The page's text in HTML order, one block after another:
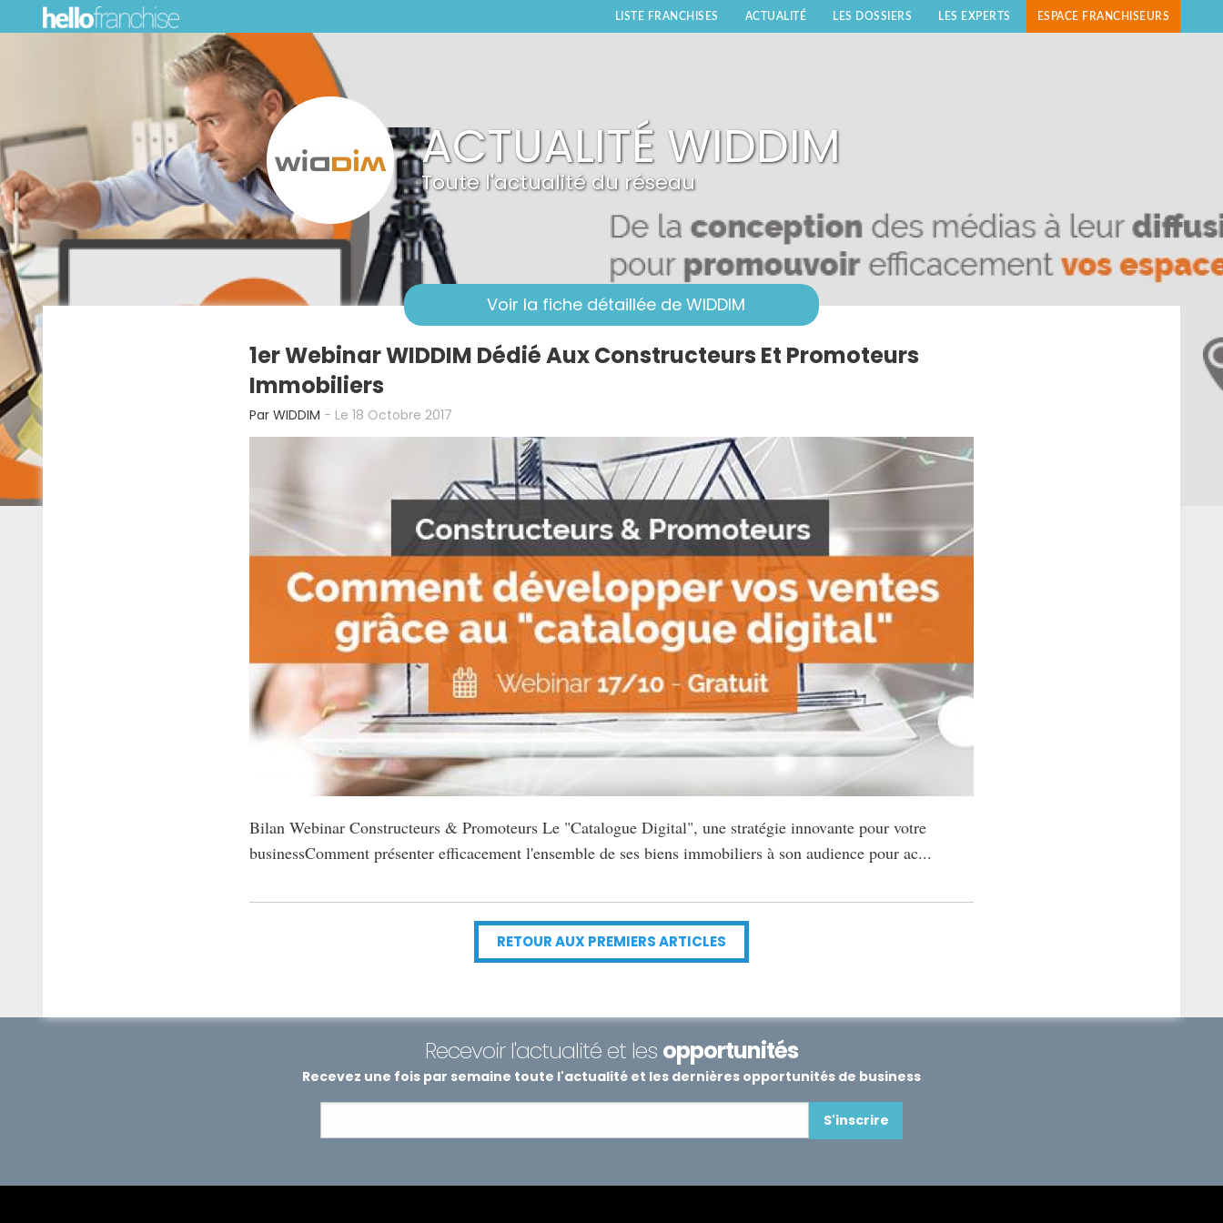
LISTE FRANCHISES ACTUALITÉ LES DOSSIERS LES EXPERTS ESPACE FRANCHISEURS
ACTUALITÉ WIDDIM
Toute l'actualité du réseau
Voir la fiche détaillée de WIDDIM
1er Webinar WIDDIM Dédié Aux Constructeurs Et Promoteurs
Immobiliers
Par WIDDIM - Le 18 Octobre 2017
Bilan Webinar Constructeurs & Promoteurs Le "Catalogue Digital", une stratégie innovante pour votre
businessComment présenter efficacement l'ensemble de ses biens immobiliers à son audience pour ac...
RETOUR AUX PREMIERS ARTICLES
Recevoir l'actualité et les opportunités
Recevez une fois par semaine toute l'actualité et les dernières opportunités de business
S'inscrire